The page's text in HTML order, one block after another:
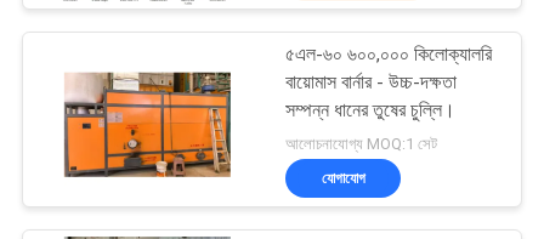
কারখানা
ব্যাচ শস্য ড্রায়ার
56
৫এল-৬০ ৬০০,০০০ কিলোক্যালরি
বায়োমাস বার্নার - উচ্চ-দক্ষতা
সম্পন্ন ধানের তুষের চুল্লি।
আলোচনাযোগ্য MOQ:1 সেট
যোগাযোগ